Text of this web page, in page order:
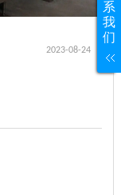
2023-08-24
系
我
们